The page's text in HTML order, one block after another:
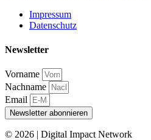
Impressum
Datenschutz
Newsletter
Vorname
Nachname
Email
Newsletter abonnieren
© 2026 | Digital Impact Network